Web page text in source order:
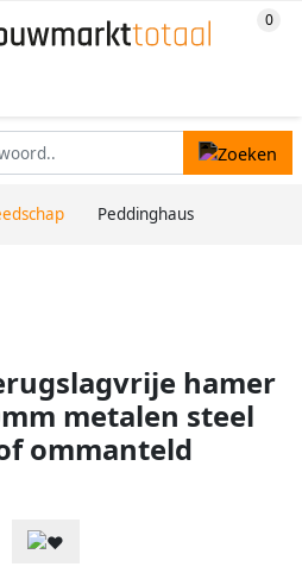
Peddinghaus
hamer
metalen steel
ommanteld